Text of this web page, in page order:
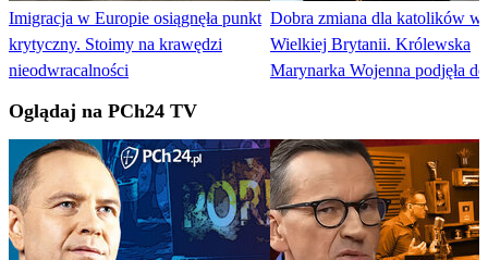
Imigracja w Europie osiągnęła punkt
krytyczny. Stoimy na krawędzi
nieodwracalności
Dobra zmiana dla katolików w
Wielkiej Brytanii. Królewska
Marynarka Wojenna podjęła
Oglądaj na PCh24 TV